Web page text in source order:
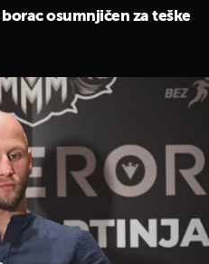
osumnjičen za teške